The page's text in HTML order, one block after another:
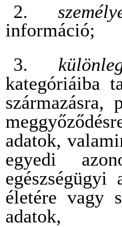
2.
információ;
3.
kategóriáiba
adatok,
egyedi
egészségügyi
életére vagy
adatok,